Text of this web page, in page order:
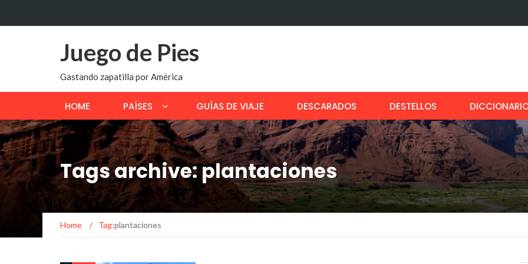
Juego de Pies
Gastando zapatilla por América
HOME PAÍSES GUÍAS DE VIAJE DESCARADOS DESTELLOS
Tags archive: plantaciones
Home / Tag:plantaciones